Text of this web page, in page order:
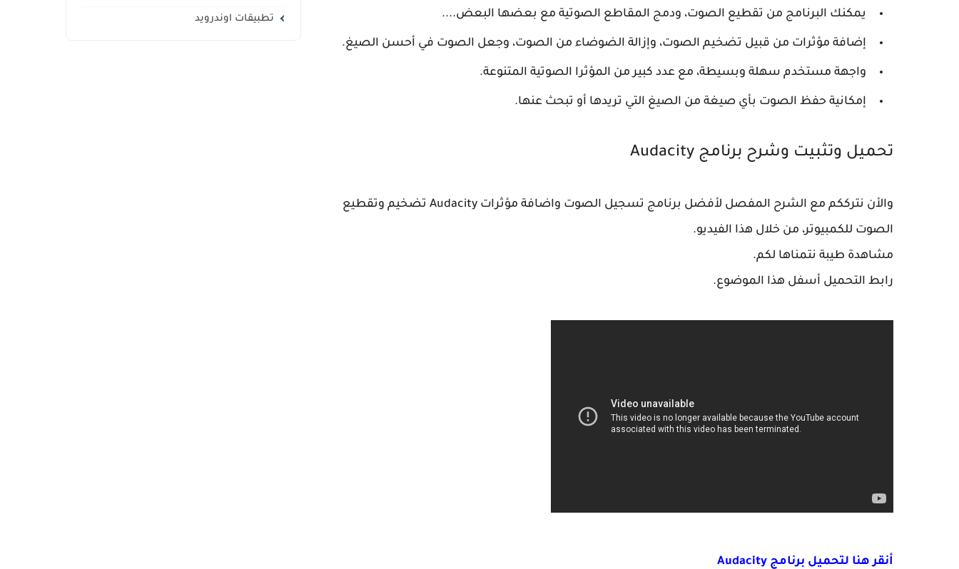
يمكنك البرنامج من تقطيع الصوت، ودمج المقاطع الصوتية مع بعضها البعض....
إضافة مؤثرات من قبيل تضخيم الصوت، وإزالة الضوضاء من الصوت، وجعل الصوت في أحسن الصيغ.
واجهة مستخدم سهلة وبسيطة، مع عدد كبير من المؤثرا الصوتية المتنوعة.
إمكانية حفظ الصوت بأي صيغة من الصيغ التي تريدها أو تبحث عنها.
تحميل وتثبيت وشرح برنامج Audacity
والأن نترككم مع الشرح المفصل لأفضل برنامج تسجيل الصوت واضافة مؤثرات Audacity تضخيم وتقطيع
الصوت للكمبيوتر، من خلال هذا الفيديو.
مشاهدة طيبة نتمناها لكم.
رابط التحميل أسفل هذا الموضوع.
أنقر هنا لتحميل برنامج Audacity
تطبيقات اوندرويد